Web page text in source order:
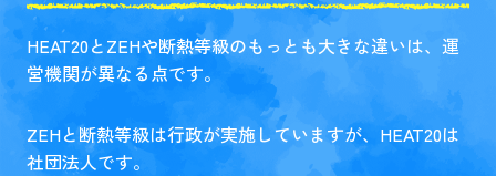
HEAT20とZEHや断熱等級のもっとも大きな違いは、運
営機関が異なる点です。
ZEHと断熱等級は行政が実施していますが、HEAT20は
社団法人です。